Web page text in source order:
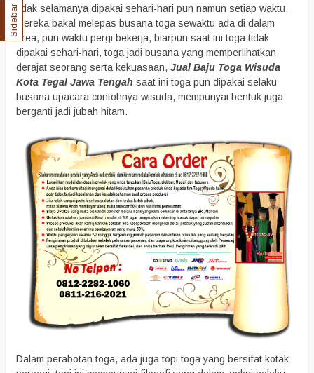
tidak selamanya dipakai sehari-hari pun namun setiap waktu,
mereka bakal melepas busana toga sewaktu ada di dalam
area, pun waktu pergi bekerja, biarpun saat ini toga tidak
dipakai sehari-hari, toga jadi busana yang memperlihatkan
derajat seorang serta kekuasaan, Jual Baju Toga Wisuda
Kota Tegal Jawa Tengah saat ini toga pun dipakai selaku
busana upacara contohnya wisuda, mempunyai bentuk juga
berganti jadi jubah hitam.
Dalam perabotan toga, ada juga topi toga yang bersifat kotak
Sidebar